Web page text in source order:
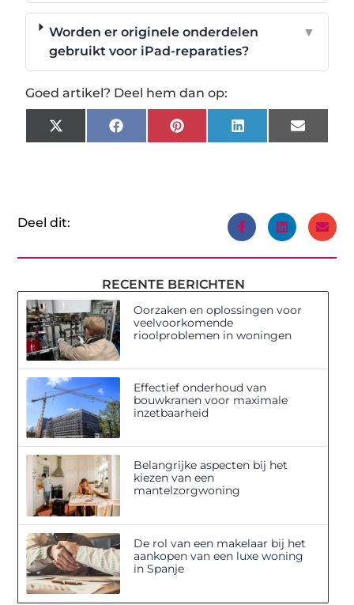
Worden er originele onderdelen
gebruikt voor iPad-reparaties?
▼
Goed artikel? Deel hem dan op:
X
(Twitter)
FacebookPinterestLinkedInEmail
Deel dit:
RECENTE BERICHTEN
Oorzaken en oplossingen voor
veelvoorkomende
rioolproblemen in woningen
Effectief onderhoud van
bouwkranen voor maximale
inzetbaarheid
Belangrijke aspecten bij het
kiezen van een
mantelzorgwoning
De rol van een makelaar bij het
aankopen van een luxe woning
in Spanje